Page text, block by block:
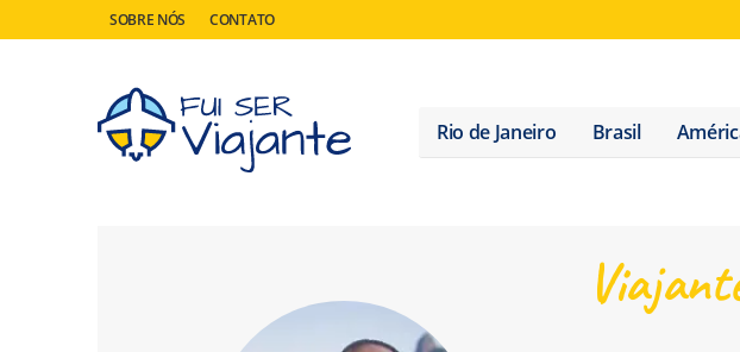
SOBRE NÓS CONTATO
Rio de Janeiro Brasil
Fui Ser Viajante —